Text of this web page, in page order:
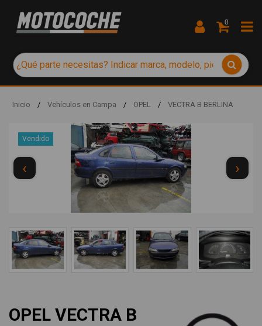
0
Inicio / Vehículos en Campa / OPEL / VECTRA B BERLINA
Vendido
‹ ›
OPEL VECTRA B